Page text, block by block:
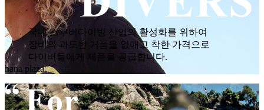
국내 스쿠버다이빙 산업의 활성화를 위하여
장비의 과도한 거품을 없애고 착한 가격으로
다이버들에게 제품을 공급합니다.
hana plaza